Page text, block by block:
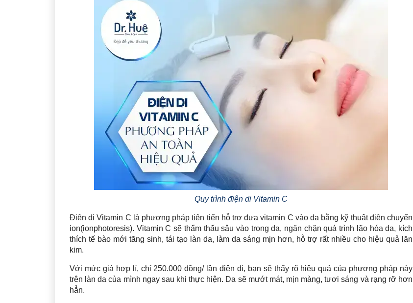
Quy trình điện di Vitamin C
Điện di Vitamin C là phương pháp tiên tiến hỗ trợ đưa vitamin C vào da bằng kỹ thuật điện chuyển
ion(ionphotoresis). Vitamin C sẽ thẩm thấu sâu vào trong da, ngăn chặn quá trình lão hóa da, kích
thích tế bào mới tăng sinh, tái tạo làn da, làm da sáng mịn hơn, hỗ trợ rất nhiều cho hiệu quả lăn
kim.
Với mức giá hợp lí, chỉ 250.000 đồng/ lần điện di, bạn sẽ thấy rõ hiệu quả của phương pháp này
trên làn da của mình ngay sau khi thực hiện. Da sẽ mướt mát, mịn màng, tươi sáng và rạng rỡ hơn
hẳn.